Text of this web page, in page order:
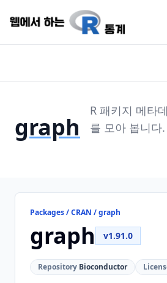
graph
R 패키지 메타
를 모아 봅니다.
Packages / CRAN / graph
graph v1.91.0
Repository Bioconductor